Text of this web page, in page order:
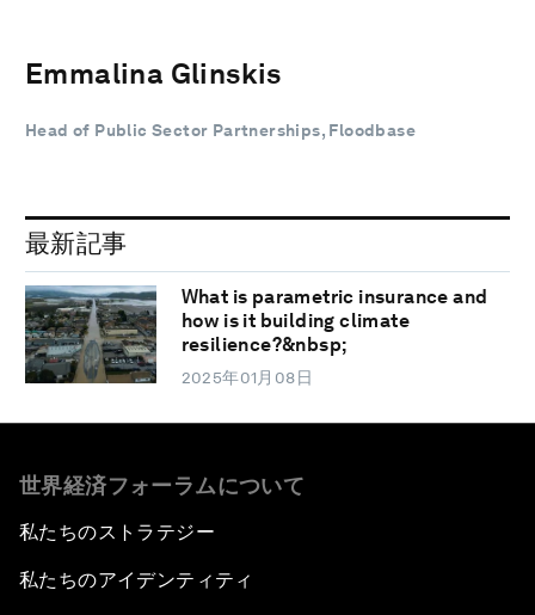
Emmalina Glinskis
Head of Public Sector Partnerships, Floodbase
最新記事
What is parametric insurance and
how is it building climate
resilience?&nbsp;
2025年01月08日
世界経済フォーラムについて
私たちのストラテジー
私たちのアイデンティティ